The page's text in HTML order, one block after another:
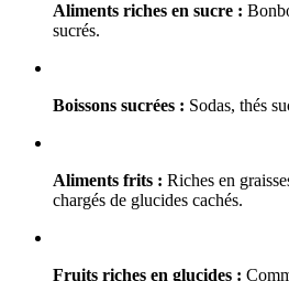
Aliments riches en sucre :
sucrés.
Boissons sucrées : Sodas, thés
Aliments frits : Riches en
chargés de glucides cachés.
Fruits riches en glucides :